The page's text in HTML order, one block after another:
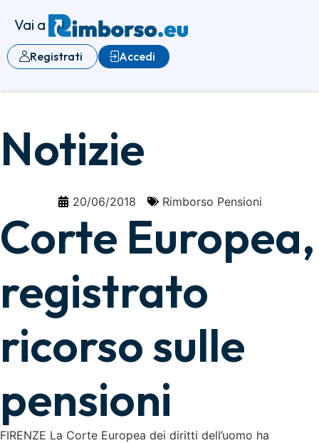
Vai a
Accedi
Registrati
Notizie
20/06/2018 Rimborso Pensioni
Corte Europea,
registrato
ricorso sulle
pensioni
FIRENZE La Corte Europea dei diritti dell’uomo ha